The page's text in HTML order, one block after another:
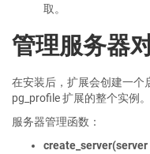
取。
管理服务器
在安装后，扩展会创建一个
pg_profile 扩展的整个实例。
服务器管理函数：